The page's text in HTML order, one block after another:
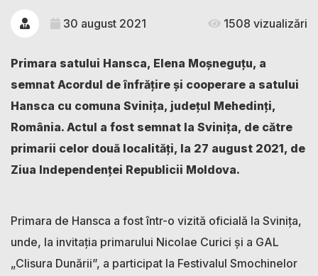
30 august 2021 1508 vizualizări
Primara satului Hansca, Elena Moșneguțu, a
semnat Acordul de înfrățire și cooperare a satului
Hansca cu comuna Svinița, județul Mehedinți,
România. Actul a fost semnat la Svinița, de către
primarii celor două localități, la 27 august 2021, de
Ziua Independenței Republicii Moldova.
Primara de Hansca a fost într-o vizită oficială la Svinița,
unde, la invitația primarului Nicolae Curici și a GAL
„Clisura Dunării”, a participat la Festivalul Smochinelor